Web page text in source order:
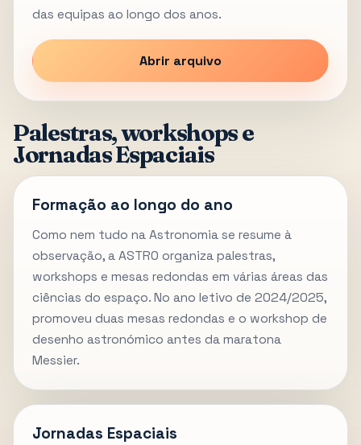
das equipas ao longo dos anos.
Abrir arquivo
Palestras, workshops e
Jornadas Espaciais
Formação ao longo do ano
Como nem tudo na Astronomia se resume à
observação, a ASTRO organiza palestras,
workshops e mesas redondas em várias áreas das
ciências do espaço. No ano letivo de 2024/2025,
promoveu duas mesas redondas e o workshop de
desenho astronómico antes da maratona
Messier.
Jornadas Espaciais